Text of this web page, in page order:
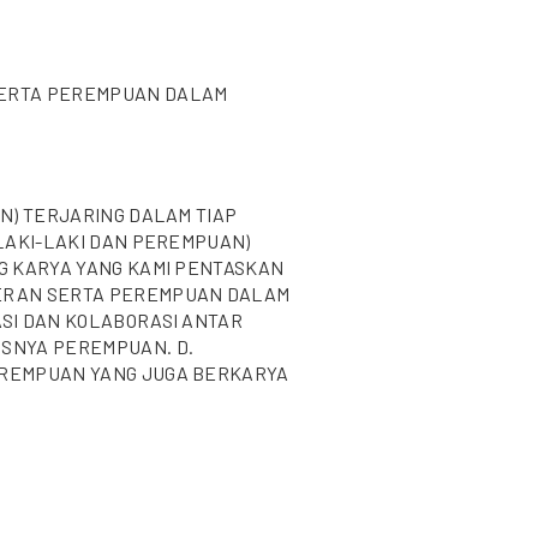
PEREMPUAN DALAM
TERJARING DALAM TIAP
LAKI DAN PEREMPUAN)
YANG KAMI PENTASKAN
SERTA PEREMPUAN DALAM
DAN KOLABORASI ANTAR
PEREMPUAN. D.
YANG JUGA BERKARYA